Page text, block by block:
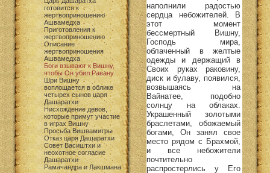
готовится к
жертвоприношению
Ашвамедха
Приготовления к
жертвоприношению
Описание
жертвоприношения
Ашвамедха
Боги взывают к Вишну,
чтобы Он убил Равану
Шри Вишну
воплощается в облике
четырех сынов царя
Дашаратхи
Нисхождение девов,
которые примут участие
в играх Вишну
Просьба Вишвамитры
Отказ царя Дашаратхи
Совет Васиштхи и
неохотное согласие
Дашаратхи
Рамачандра и Лакшмана
наполнили радостью
сердца небожителей. В
этот момент
бессмертный Вишну,
Господь мира,
облаченный в желтые
одежды и держащий в
Своих руках раковину,
диск и булаву, появился,
возвышаясь на
Вайнатее, подобно
солнцу на облаках.
Украшенный золотыми
браслетами, обожаемый
богами, Он занял свое
место рядом с Брахмой,
и все небожители
почтительно
распростерлись у Его